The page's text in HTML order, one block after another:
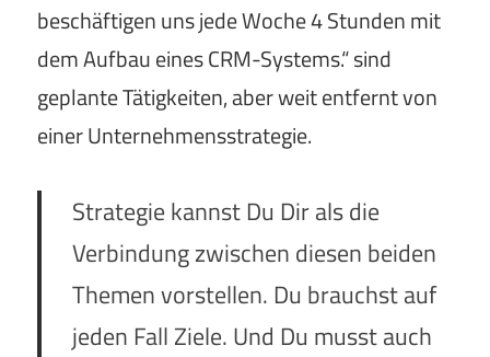
beschäftigen uns jede Woche 4 Stunden mit
dem Aufbau eines CRM-Systems.“ sind
geplante Tätigkeiten, aber weit entfernt von
einer Unternehmensstrategie.
Strategie kannst Du Dir als die
Verbindung zwischen diesen beiden
Themen vorstellen. Du brauchst auf
jeden Fall Ziele. Und Du musst auch